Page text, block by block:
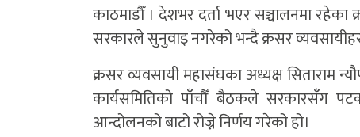
काठमाडौँ । देशभर दर्ता भएर सञ्चालनमा रहेका
सरकारले सुनुवाइ नगरेको भन्दै क्रसर
क्रसर व्यवसायी महासंघका अध्यक्ष सिताराम
कार्यसमितिको पाँचौँ बैठकले सरकारसँग
आन्दोलनको बाटो रोज्ने निर्णय गरेको हो।